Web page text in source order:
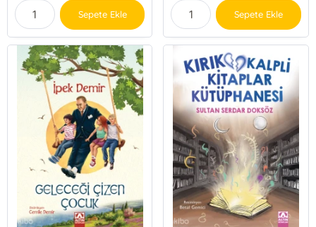
Sepete Ekle Sepete Ekle